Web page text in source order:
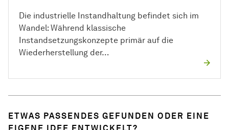
Die industrielle Instandhaltung befindet sich im
Wandel: Während klassische
Instandsetzungskonzepte primär auf die
Wiederherstellung der…
ETWAS PASSENDES GEFUNDEN ODER EINE
EIGENE IDEE ENTWICKELT?